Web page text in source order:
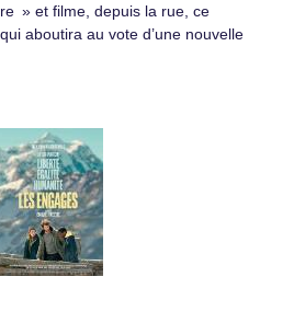
» et filme, depuis la rue, ce
aboutira au vote d’une nouvelle